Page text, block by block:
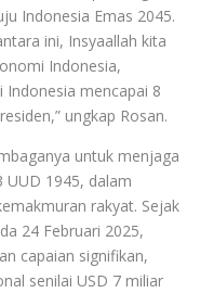
Indonesia Emas 2045.
ini, Insyaallah kita
Indonesia,
mencapai 8
ungkap Rosan.
untuk menjaga
UUD 1945, dalam
rakyat. Sejak
24 Februari 2025,
capaian signifikan,
senilai USD 7 miliar